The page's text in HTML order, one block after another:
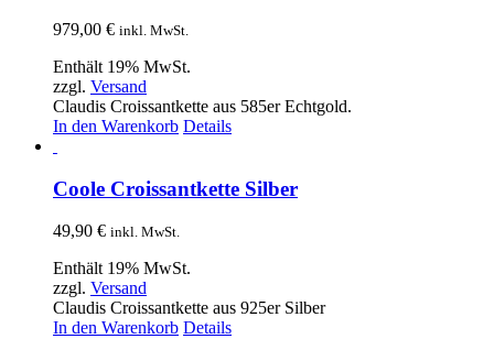
979,00 € inkl. MwSt.
Enthält 19% MwSt.
zzgl. Versand
Claudis Croissantkette aus 585er Echtgold.
In den Warenkorb Details
Coole Croissantkette Silber
49,90 € inkl. MwSt.
Enthält 19% MwSt.
zzgl. Versand
Claudis Croissantkette aus 925er Silber
In den Warenkorb Details